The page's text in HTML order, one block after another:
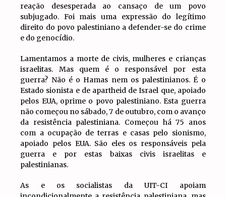
reação desesperada ao cansaço de um povo
subjugado. Foi mais uma expressão do legítimo
direito do povo palestiniano a defender-se do crime
e do genocídio.
Lamentamos a morte de civis, mulheres e crianças
israelitas. Mas quem é o responsável por esta
guerra? Não é o Hamas nem os palestinianos. É o
Estado sionista e de apartheid de Israel que, apoiado
pelos EUA, oprime o povo palestiniano. Esta guerra
não começou no sábado, 7 de outubro, com o avanço
da resistência palestiniana. Começou há 75 anos
com a ocupação de terras e casas pelo sionismo,
apoiado pelos EUA. São eles os responsáveis pela
guerra e por estas baixas civis israelitas e
palestinianas.
As e os socialistas da UIT-CI apoiam